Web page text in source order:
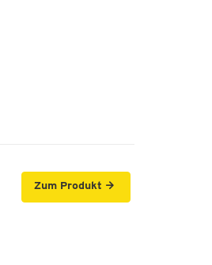
Zum Produkt